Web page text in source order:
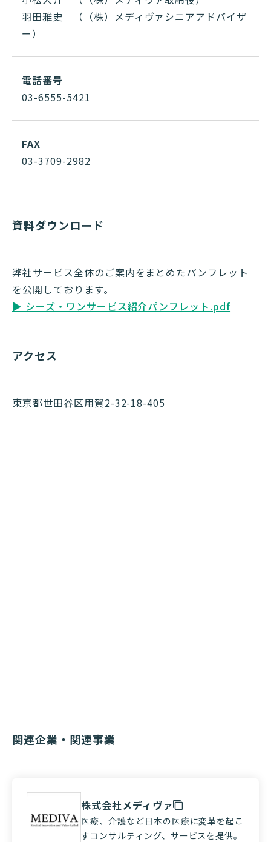
羽田雅史 （（株）メディヴァシニアアドバイザ
ー）
電話番号
03-6555-5421
FAX
03-3709-2982
資料ダウンロード
弊社サービス全体のご案内をまとめたパンフレット
を公開しております。
▶ シーズ・ワンサービス紹介パンフレット.pdf
アクセス
東京都世田谷区用賀2-32-18-405
関連企業・関連事業
株式会社メディヴァ
医療、介護など日本の医療に変革を起こ
すコンサルティング、サービスを提供。